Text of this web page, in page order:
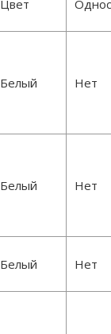
Цвет
Белый Нет
Белый Нет
Белый Нет